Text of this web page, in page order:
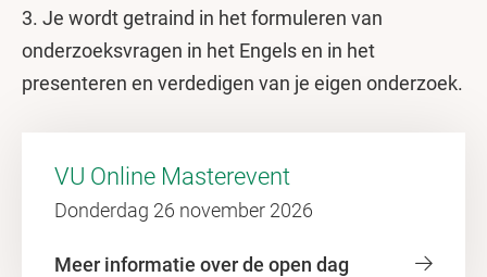
3. Je wordt getraind in het formuleren van
onderzoeksvragen in het Engels en in het
presenteren en verdedigen van je eigen onderzoek.
VU Online Masterevent
Donderdag 26 november 2026
Meer informatie over de open dag